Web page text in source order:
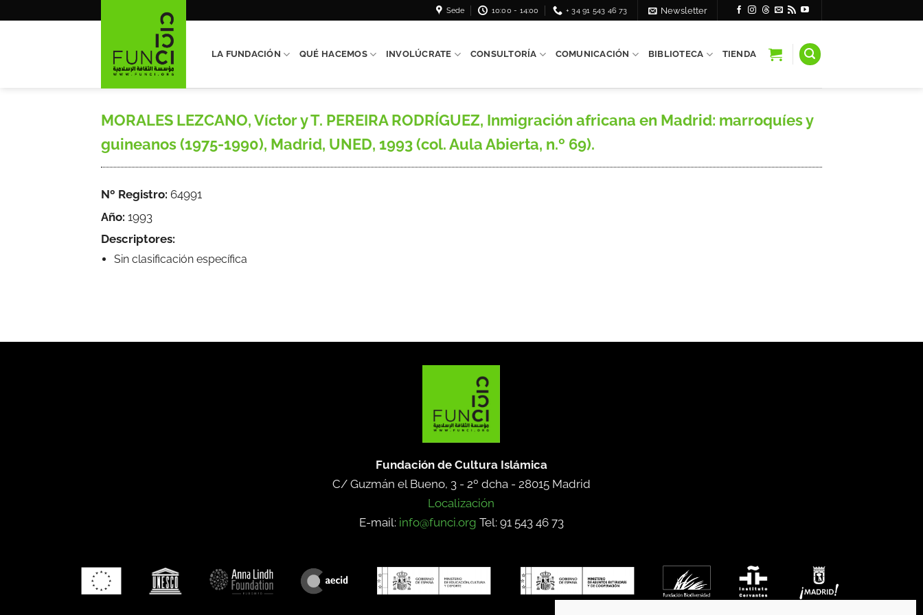
Sede 10:00 - 14:00 + 34 91 543 46 73 Newsletter
LA FUNDACIÓN QUÉ HACEMOS INVOLÚCRATE CONSULTORÍA COMUNICACIÓN BIBLIOTECA TIENDA
MORALES LEZCANO, Víctor y T. PEREIRA RODRÍGUEZ, Inmigración africana en Madrid: marroquíes y
guineanos (1975-1990), Madrid, UNED, 1993 (col. Aula Abierta, n.º 69).
Nº Registro: 64991
Año: 1993
Descriptores:
Sin clasificación específica
Fundación de Cultura Islámica
C/ Guzmán el Bueno, 3 - 2º dcha - 28015 Madrid
Localización
E-mail: info@funci.org Tel: 91 543 46 73